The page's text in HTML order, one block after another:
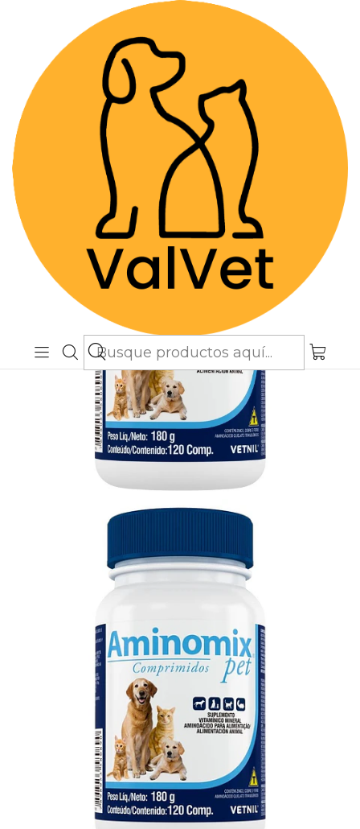
Despacho GRATIS por compras sobre
$89.990(Válido desde Coquimbo hasta Los
Lagos)
Farmacia Veterinaria
Aminomix Pet 120 - Comprimidos